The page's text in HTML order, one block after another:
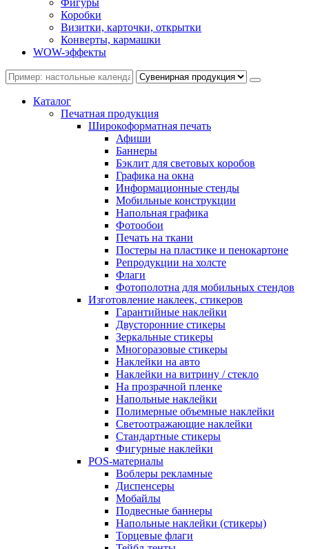
Фигуры
Коробки
Визитки, карточки, открытки
Конверты, кармашки
WOW-эффекты
Каталог
Печатная продукция
Широкоформатная печать
Афиши
Баннеры
Бэклит для световых коробов
Графика на окна
Информационные стенды
Мобильные конструкции
Напольная графика
Фотообои
Печать на ткани
Постеры на пластике и пенокартоне
Репродукции на холсте
Флаги
Фотополотна для мобильных стендов
Изготовление наклеек, стикеров
Гарантийные наклейки
Двусторонние стикеры
Зеркальные стикеры
Многоразовые стикеры
Наклейки на авто
Наклейки на витрину / стекло
На прозрачной пленке
Напольные наклейки
Полимерные объемные наклейки
Светоотражающие наклейки
Стандартные стикеры
Фигурные наклейки
POS-материалы
Воблеры рекламные
Диспенсеры
Мобайлы
Подвесные баннеры
Напольные наклейки (стикеры)
Торцевые флаги